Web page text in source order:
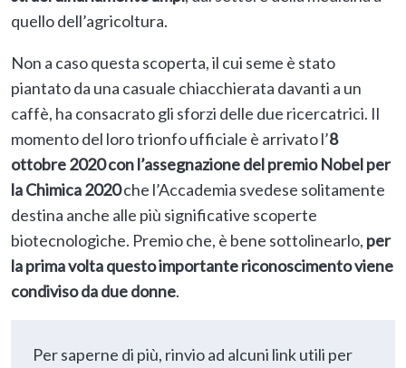
quello dell’agricoltura.
Non a caso questa scoperta, il cui seme è stato
piantato da una casuale chiacchierata davanti a un
caffè, ha consacrato gli sforzi delle due ricercatrici. Il
momento del loro trionfo ufficiale è arrivato l’8
ottobre 2020 con l’assegnazione del premio Nobel per
la Chimica 2020che l’Accademia svedese solitamente
destina anche alle più significative scoperte
biotecnologiche. Premio che, è bene sottolinearlo, per
la prima volta questo importante riconoscimento viene
condiviso da due donne.
Per saperne di più, rinvio ad alcuni link utili per